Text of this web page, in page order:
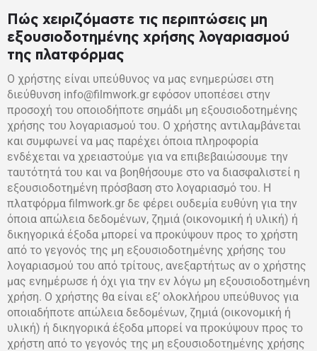
Πώς χειριζόμαστε τις περιπτώσεις μη
εξουσιοδοτημένης χρήσης λογαριασμού
της πλατφόρμας
Ο χρήστης είναι υπεύθυνος να μας ενημερώσει στη
διεύθυνση info@filmwork.gr εφόσον υποπέσει στην
προσοχή του οποιοδήποτε σημάδι μη εξουσιοδοτημένης
χρήσης του λογαριασμού του. Ο χρήστης αντιλαμβάνεται
και συμφωνεί να μας παρέχει όποια πληροφορία
ενδέχεται να χρειαστούμε για να επιβεβαιώσουμε την
ταυτότητά του και να βοηθήσουμε στο να διασφαλιστεί η
εξουσιοδοτημένη πρόσβαση στο λογαριασμό του. Η
πλατφόρμα filmwork.gr δε φέρει ουδεμία ευθύνη για την
όποια απώλεια δεδομένων, ζημιά (οικονομική ή υλική) ή
δικηγορικά έξοδα μπορεί να προκύψουν προς το χρήστη
από το γεγονός της μη εξουσιοδοτημένης χρήσης του
λογαριασμού του από τρίτους, ανεξαρτήτως αν ο χρήστης
μας ενημέρωσε ή όχι για την εν λόγω μη εξουσιοδοτημένη
χρήση. Ο χρήστης θα είναι εξ’ ολοκλήρου υπεύθυνος για
οποιαδήποτε απώλεια δεδομένων, ζημιά (οικονομική ή
υλική) ή δικηγορικά έξοδα μπορεί να προκύψουν προς το
χρήστη από το γεγονός της μη εξουσιοδοτημένης χρήσης